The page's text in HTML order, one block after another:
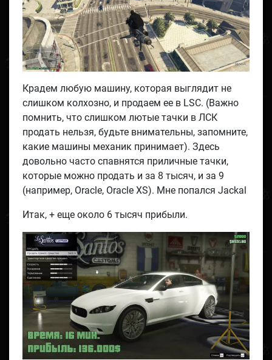
Крадем любую машину, которая выглядит не
слишком колхозно, и продаем ее в LSC. (Важно
помнить, что слишком лютые тачки в ЛСК
продать нельзя, будьте внимательны, запомните,
какие машины механик принимает). Здесь
довольно часто спавнятся приличные тачки,
которые можно продать и за 8 тысяч, и за 9
(например, Oracle, Oracle XS). Мне попался Jackal
Итак, + еще около 6 тысяч прибыли.